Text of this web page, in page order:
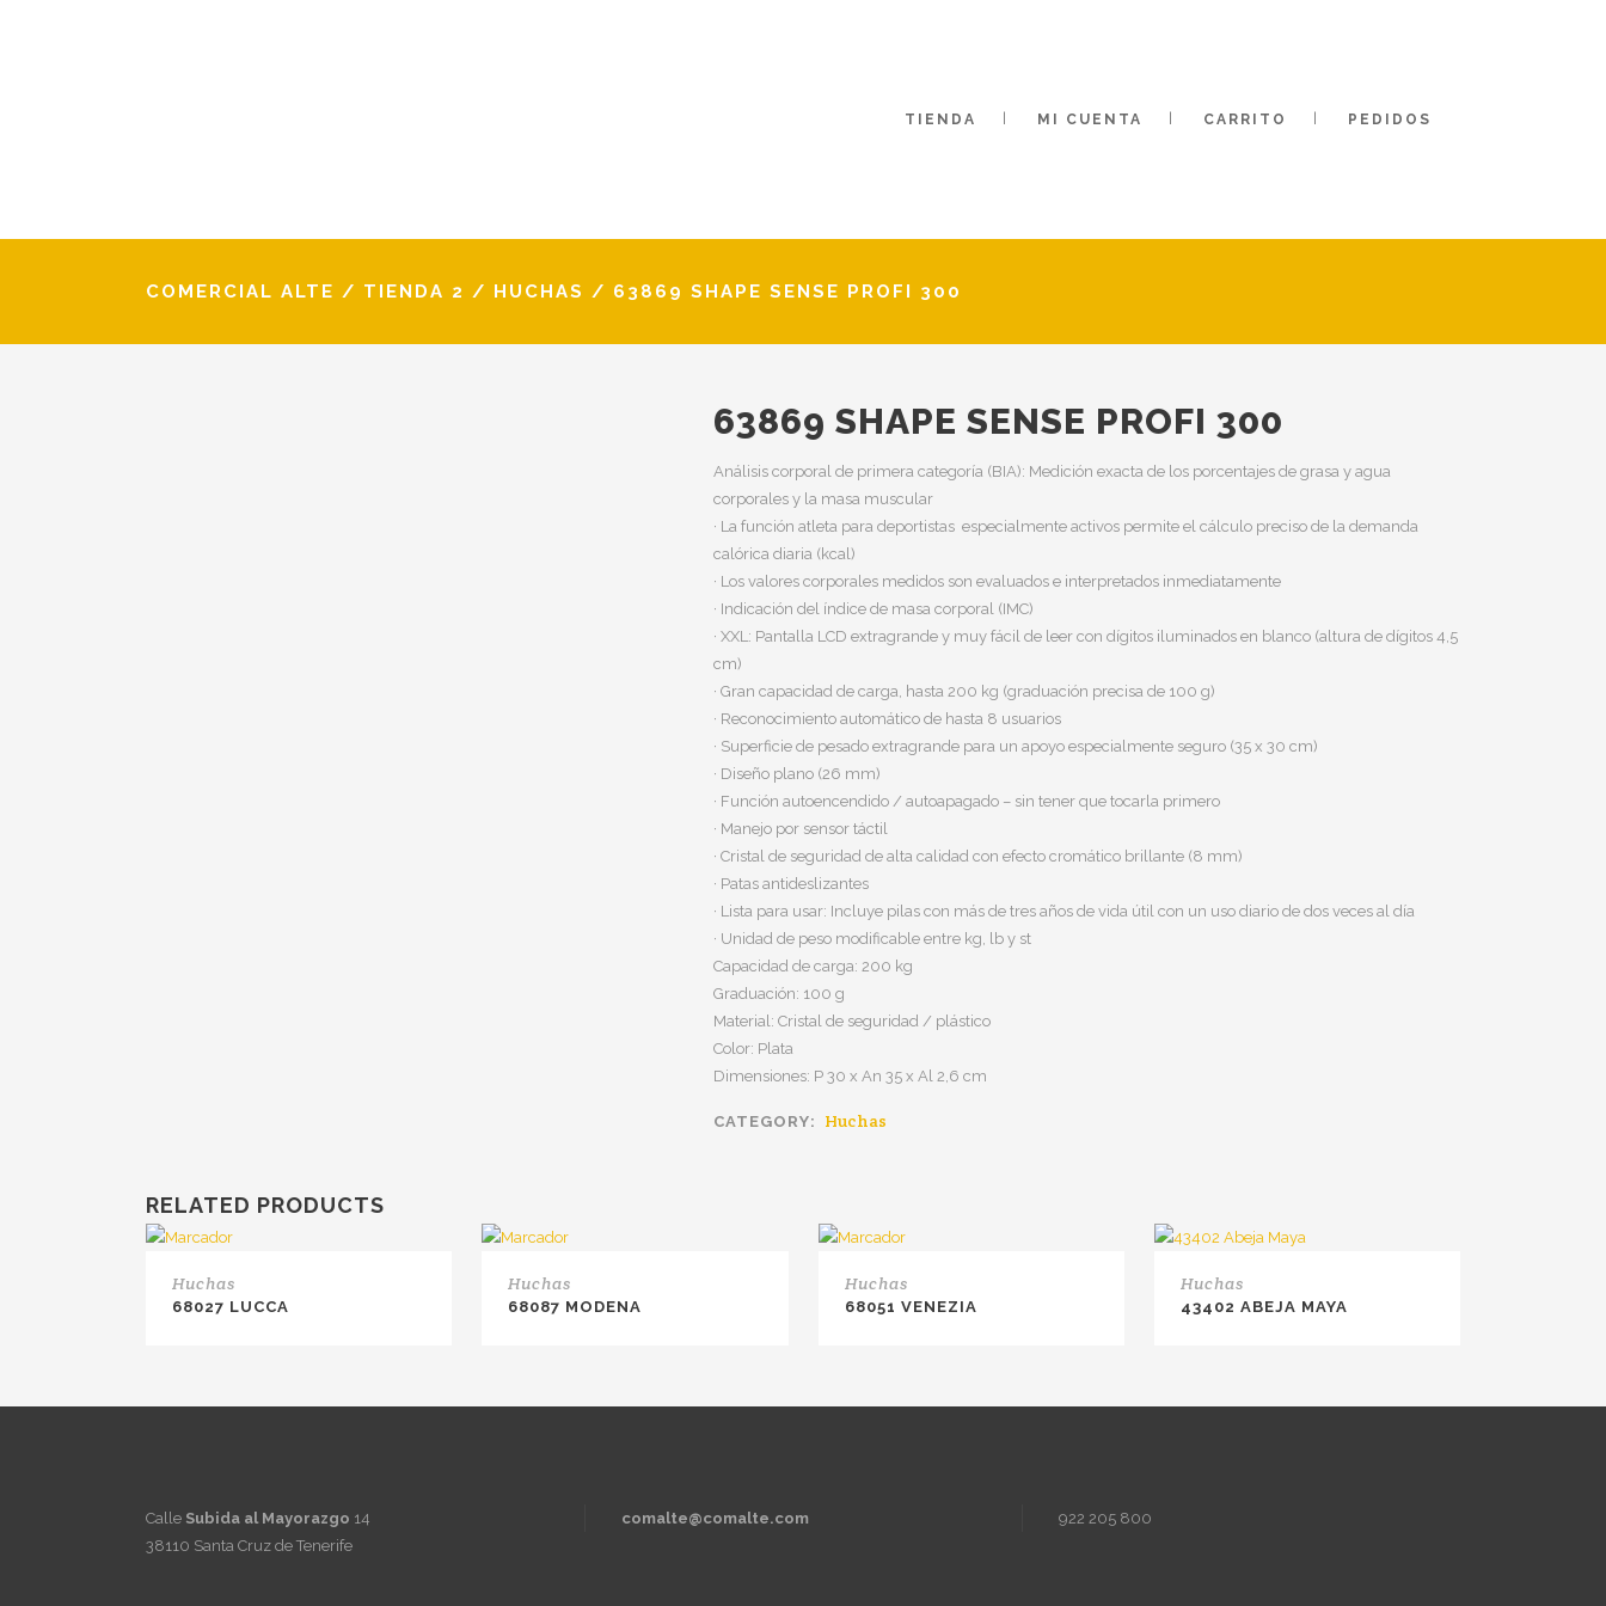
TIENDA MI CUENTA CARRITO PEDIDOS
COMERCIAL ALTE / TIENDA 2 / HUCHAS / 63869 SHAPE SENSE PROFI 300
63869 SHAPE SENSE PROFI 300
Análisis corporal de primera categoría (BIA): Medición exacta de los porcentajes de grasa y agua
corporales y la masa muscular
· La función atleta para deportistas especialmente activos permite el cálculo preciso de la demanda
calórica diaria (kcal)
· Los valores corporales medidos son evaluados e interpretados inmediatamente
· Indicación del índice de masa corporal (IMC)
· XXL: Pantalla LCD extragrande y muy fácil de leer con dígitos iluminados en blanco (altura de dígitos 4,5
cm)
· Gran capacidad de carga, hasta 200 kg (graduación precisa de 100 g)
· Reconocimiento automático de hasta 8 usuarios
· Superficie de pesado extragrande para un apoyo especialmente seguro (35 x 30 cm)
· Diseño plano (26 mm)
· Función autoencendido / autoapagado – sin tener que tocarla primero
· Manejo por sensor táctil
· Cristal de seguridad de alta calidad con efecto cromático brillante (8 mm)
· Patas antideslizantes
· Lista para usar: Incluye pilas con más de tres años de vida útil con un uso diario de dos veces al día
· Unidad de peso modificable entre kg, lb y st
Capacidad de carga: 200 kg
Graduación: 100 g
Material: Cristal de seguridad / plástico
Color: Plata
Dimensiones: P 30 x An 35 x Al 2,6 cm
CATEGORY: Huchas
RELATED PRODUCTS
Huchas
68027 LUCCA
Huchas
68087 MODENA
Huchas
68051 VENEZIA
Huchas
43402 ABEJA MAYA
Calle Subida al Mayorazgo 14
38110 Santa Cruz de Tenerife
comalte@comalte.com 922 205 800